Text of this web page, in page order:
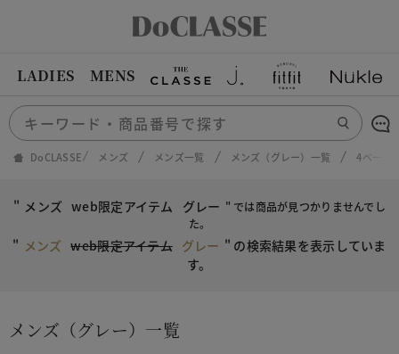
LADIES MENS
DoCLASSE メンズ メンズ一覧 メンズ（グレー）一覧 4ページ
" メンズ web限定アイテム グレー " では商品が見つかりませんでし
た。
" メンズ web限定アイテム グレー " の検索結果を表示していま
す。
メンズ（グレー）一覧